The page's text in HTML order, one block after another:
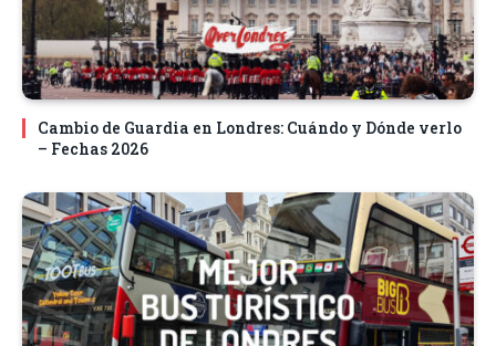
Cambio de Guardia en Londres: Cuándo y Dónde verlo
– Fechas 2026